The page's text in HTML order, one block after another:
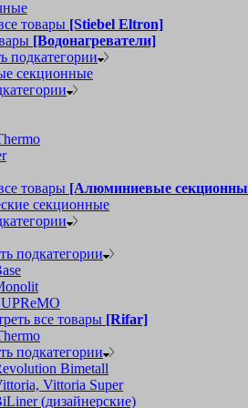
товары [Stiebel Eltron]
[Водонагреватели]
подкатегории
секционные
товары [Алюминиевые
секционные
подкатегории
все товары [Rifar]
подкатегории
Bimetall
Vittoria Super
(дизайнерские)